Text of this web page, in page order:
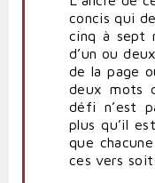
concis qui
cinq à sept
d’un ou
de la page
deux mots
défi n’est
plus qu’il
que
ces vers soit